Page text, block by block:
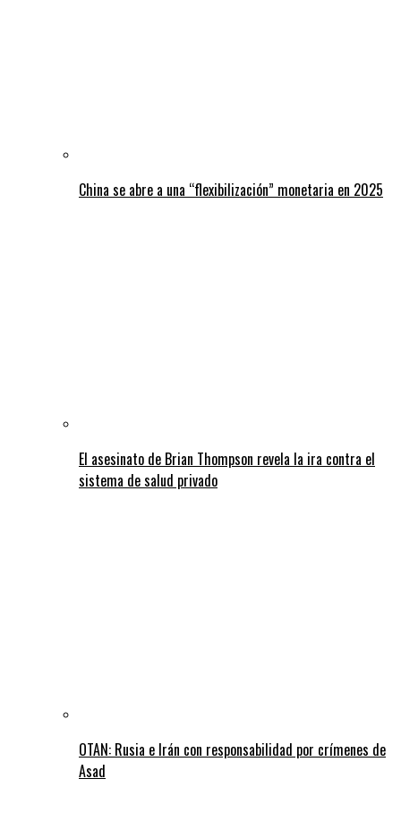
China se abre a una “flexibilización” monetaria en 2025
El asesinato de Brian Thompson revela la ira contra el
sistema de salud privado
OTAN: Rusia e Irán con responsabilidad por crímenes de
Asad